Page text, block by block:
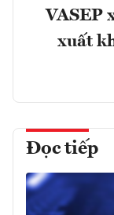
VASEP
xuất
Đọc tiếp